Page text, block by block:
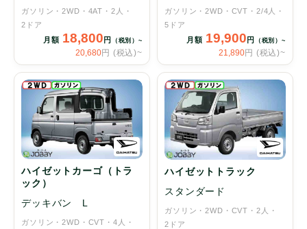
ガソリン 2WD 4AT
2人
2ドア
月額 18,800 円 （税別）~
20,680円 (税込)~
ガソリン 2WD CVT
2/4人
5ドア
月額 19,900 円 （税別）~
21,890円 (税込)~
ハイゼットカーゴ（トラ
ック）
デッキバン L
ガソリン 2WD CVT
4人
ハイゼットトラック
スタンダード
ガソリン 2WD CVT
2人
2ドア